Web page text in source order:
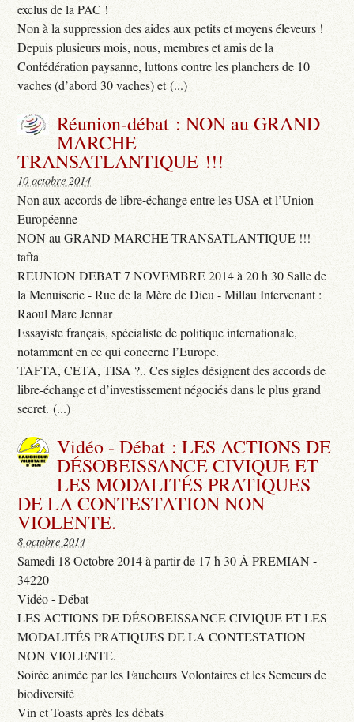
exclus de la PAC !
Non à la suppression des aides aux petits et moyens éleveurs !
Depuis plusieurs mois, nous, membres et amis de la
Confédération paysanne, luttons contre les planchers de 10
vaches (d’abord 30 vaches) et (...)
Réunion-débat : NON au GRAND
MARCHE
TRANSATLANTIQUE !!!
10 octobre 2014
Non aux accords de libre-échange entre les USA et l’Union
Européenne
NON au GRAND MARCHE TRANSATLANTIQUE !!!
tafta
REUNION DEBAT 7 NOVEMBRE 2014 à 20 h 30 Salle de
la Menuiserie - Rue de la Mère de Dieu - Millau Intervenant :
Raoul Marc Jennar
Essayiste français, spécialiste de politique internationale,
notamment en ce qui concerne l’Europe.
TAFTA, CETA, TISA ?.. Ces sigles désignent des accords de
libre-échange et d’investissement négociés dans le plus grand
secret. (...)
Vidéo - Débat : LES ACTIONS DE
DÉSOBEISSANCE CIVIQUE ET
LES MODALITÉS PRATIQUES
DE LA CONTESTATION NON
VIOLENTE.
8 octobre 2014
Samedi 18 Octobre 2014 à partir de 17 h 30 À PREMIAN -
34220
Vidéo - Débat
LES ACTIONS DE DÉSOBEISSANCE CIVIQUE ET LES
MODALITÉS PRATIQUES DE LA CONTESTATION
NON VIOLENTE.
Soirée animée par les Faucheurs Volontaires et les Semeurs de
biodiversité
Vin et Toasts après les débats